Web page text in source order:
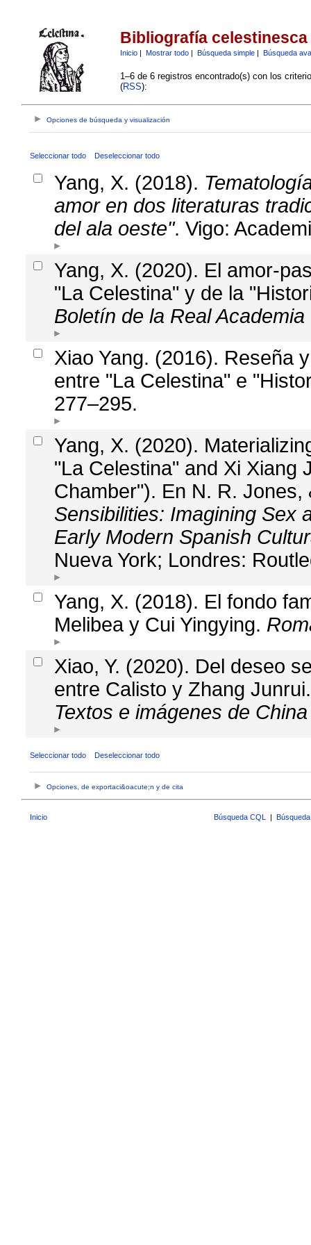
Bibliografía celestinesca
Inicio| Mostrar todo| Búsqueda simple| Búsqueda
1–6 de 6 registros encontrado(s) con los
(RSS):
Opciones de búsqueda y visualización
Seleccionar todo Deseleccionar todo
Yang, X. (2018).
amor en dos literaturas
del ala oeste". Vigo:
Yang, X. (2020). El amor-
"La Celestina" y de la
Boletín de la Real Academia
Xiao Yang. (2016). Reseña
entre "La Celestina" e
277–295.
Yang, X. (2020).
"La Celestina" and Xi Xiang
Chamber"). En N. R.
Sensibilities: Imagining Sex
Early Modern Spanish
Nueva York; Londres:
Yang, X. (2018). El fondo
Melibea y Cui Yingying.
Xiao, Y. (2020). Del deseo
entre Calisto y Zhang
Textos e imágenes de China
Seleccionar todo Deseleccionar todo
Opciones, de exportaci&oacute;n y de cita
Inicio Búsqueda CQL |